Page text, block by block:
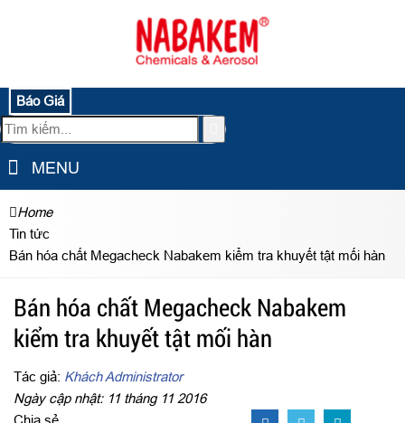
Báo Giá
MENU
Home
Tin tức
Bán hóa chất Megacheck Nabakem kiểm tra khuyết tật mối hàn
Bán hóa chất Megacheck Nabakem
kiểm tra khuyết tật mối hàn
Tác giả: Khách Administrator
Ngày cập nhật: 11 tháng 11 2016
Chia sẻ